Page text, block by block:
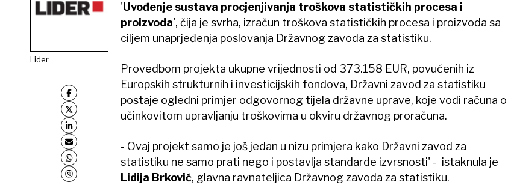
Lider
'Uvođenje sustava procjenjivanja troškova statističkih procesa i
proizvoda', čija je svrha, izračun troškova statističkih procesa i proizvoda sa
ciljem unaprjeđenja poslovanja Državnog zavoda za statistiku.
Provedbom projekta ukupne vrijednosti od 373.158 EUR, povućenih iz
Europskih strukturnih i investicijskih fondova, Državni zavod za statistiku
postaje ogledni primjer odgovornog tijela državne uprave, koje vodi računa o
učinkovitom upravljanju troškovima u okviru državnog proračuna.
- Ovaj projekt samo je još jedan u nizu primjera kako Državni zavod za
statistiku ne samo prati nego i postavlja standarde izvrsnosti' - istaknula je
Lidija Brković, glavna ravnateljica Državnog zavoda za statistiku.